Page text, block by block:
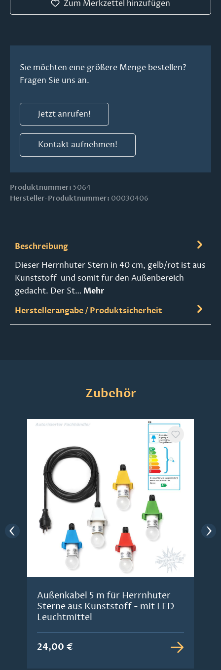
Zum Merkzettel hinzufügen
Sie möchten eine größere Menge bestellen?
Fragen Sie uns an.
Jetzt anrufen!
Kontakt aufnehmen!
Produktnummer: 5064
Hersteller-Produktnummer: 00030406
Beschreibung
Dieser Herrnhuter Stern in 40 cm, gelb/rot ist aus
Kunststoff und somit für den Außenbereich
gedacht. Der St… Mehr
Herstellerangabe / Produktsicherheit
Produktgalerie überspringen
Zubehör
Außenkabel 5 m für Herrnhuter
Sterne aus Kunststoff - mit LED
Leuchtmittel
24,00 €